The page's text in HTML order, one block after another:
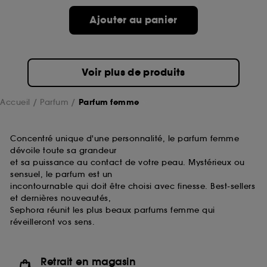
Ajouter au panier
Voir plus de produits
Accueil Parfum Parfum femme
Concentré unique d'une personnalité, le parfum femme
dévoile toute sa grandeur
et sa puissance au contact de votre peau. Mystérieux ou
sensuel, le parfum est un
incontournable qui doit être choisi avec finesse. Best-sellers
et dernières nouveautés,
Sephora réunit les plus beaux parfums femme qui
réveilleront vos sens.
Retrait en magasin
de ces cookies grâce au bouton "personnaliser mes
choix" ci-dessous ou décider de "tout accepter".
Sephora pourra associer les informations de
collectées ou générées lors de votre activité en ligne
ou en magasin. Pour refuser tous les cookies, cliques
sur "continuer sans accepter". Voous pouvez à tout
souhaitez obtenir plus d'information sur les cookies